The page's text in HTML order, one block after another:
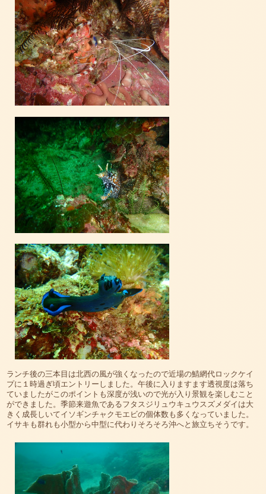
ランチ後の三本目は北西の風が強くなったので近場の鯖網代ロックケイ
プに１時過ぎ頃エントリーしました。午後に入りますます透視度は落ち
ていましたがこのポイントも深度が浅いので光が入り景観を楽しむこと
ができました。季節来遊魚であるフタスジリュウキュウスズメダイは大
きく成長しいてイソギンチャクモエビの個体数も多くなっていました。
イサキも群れも小型から中型に代わりそろそろ沖へと旅立ちそうです。